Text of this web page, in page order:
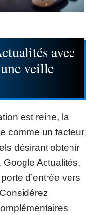
avec
veille
est reine, la
comme un facteur
désirant obtenir
Google Actualités,
d’entrée vers